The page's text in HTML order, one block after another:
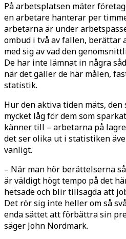
På arbetsplatsen mäter
en arbetare hanterar per
arbetarna är under
ombud i två av fallen,
med sig av vad den
De har inte lämnat in några
när det gäller de här målen,
statistik.
Hur den aktiva tiden mäts,
mycket låg för dem som
känner till – arbetarna på
det ser olika ut i statistiken
vanligt.
– När man hör berättelserna
är väldigt högt tempo på det
hetsade och blir tillsagda att
Det rör sig inte heller om så
enda sättet att förbättra sin
säger John Nordmark.